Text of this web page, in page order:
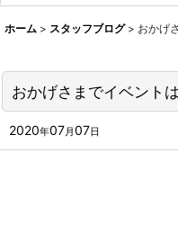
ホーム > スタッフブログ > おかげ
おかげさまでイベント
2020年07月07日